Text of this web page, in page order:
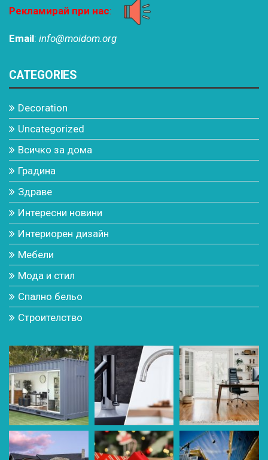
Рекламирай при нас:
Email: info@moidom.org
CATEGORIES
Decoration
Uncategorized
Всичко за дома
Градина
Здраве
Интересни новини
Интериорен дизайн
Мебели
Мода и стил
Спално бельо
Строителство